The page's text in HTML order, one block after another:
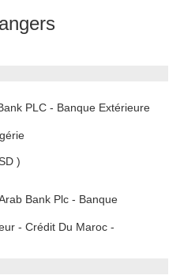
PLC ‐ Banque Extérieure
)
Bank Plc ‐ Banque
‐ Crédit Du Maroc ‐